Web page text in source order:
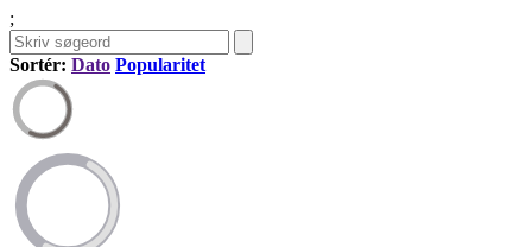
;
Sortér: Dato Popularitet